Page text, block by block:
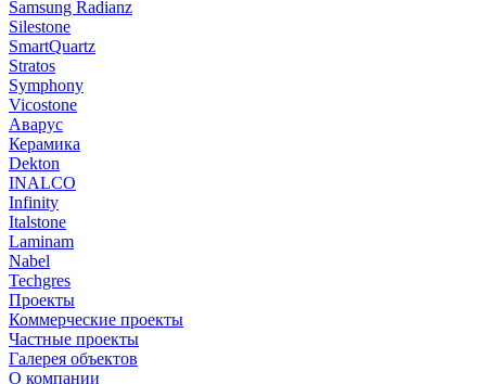
Samsung Radianz
Silestone
SmartQuartz
Stratos
Symphony
Vicostone
Аварус
Керамика
Dekton
INALCO
Infinity
Italstone
Laminam
Nabel
Techgres
Проекты
Коммерческие проекты
Частные проекты
Галерея объектов
О компании